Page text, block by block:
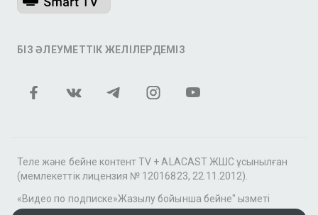
БІЗ ӘЛЕУМЕТТІК ЖЕЛІЛЕРДЕМІЗ
Теле және бейне контент TV + ALACAST ЖШС ұсынылған
(мемлекеттік лицензия № 12016823, 22.11.2012).
«Видео по подписке»Жазылу бойынша бейне" қызметі